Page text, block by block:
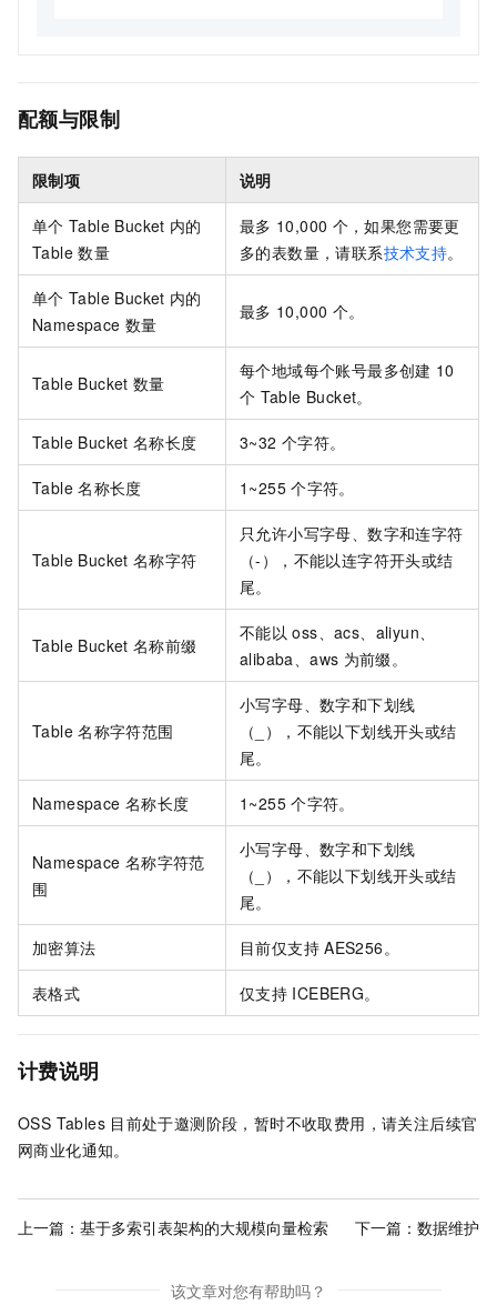
配额与限制
限制项 说明
单个 Table Bucket 内的
Table 数量
最多 10,000 个，如果您需要更
多的表数量，请联系技术支持。
单个 Table Bucket 内的
Namespace 数量
最多 10,000 个。
Table Bucket 数量
每个地域每个账号最多创建 10
个 Table Bucket。
Table Bucket 名称长度 3~32 个字符。
Table 名称长度 1~255 个字符。
Table Bucket 名称字符
只允许小写字母、数字和连字符
（-），不能以连字符开头或结
尾。
Table Bucket 名称前缀
不能以 oss、acs、aliyun、
alibaba、aws 为前缀。
Table 名称字符范围
小写字母、数字和下划线
（_），不能以下划线开头或结
尾。
Namespace 名称长度 1~255 个字符。
Namespace 名称字符范
围
小写字母、数字和下划线
（_），不能以下划线开头或结
尾。
加密算法 目前仅支持 AES256。
表格式 仅支持 ICEBERG。
计费说明
OSS Tables 目前处于邀测阶段，暂时不收取费用，请关注后续官
网商业化通知。
上一篇： 基于多索引表架构的大规模向量检索 下一篇： 数据维护
该文章对您有帮助吗？